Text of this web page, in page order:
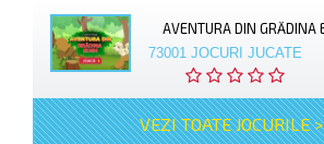
AVENTURA DIN GRĂDINA
73001 JOCURI JUCATE
VEZI TOATE JOCURILE